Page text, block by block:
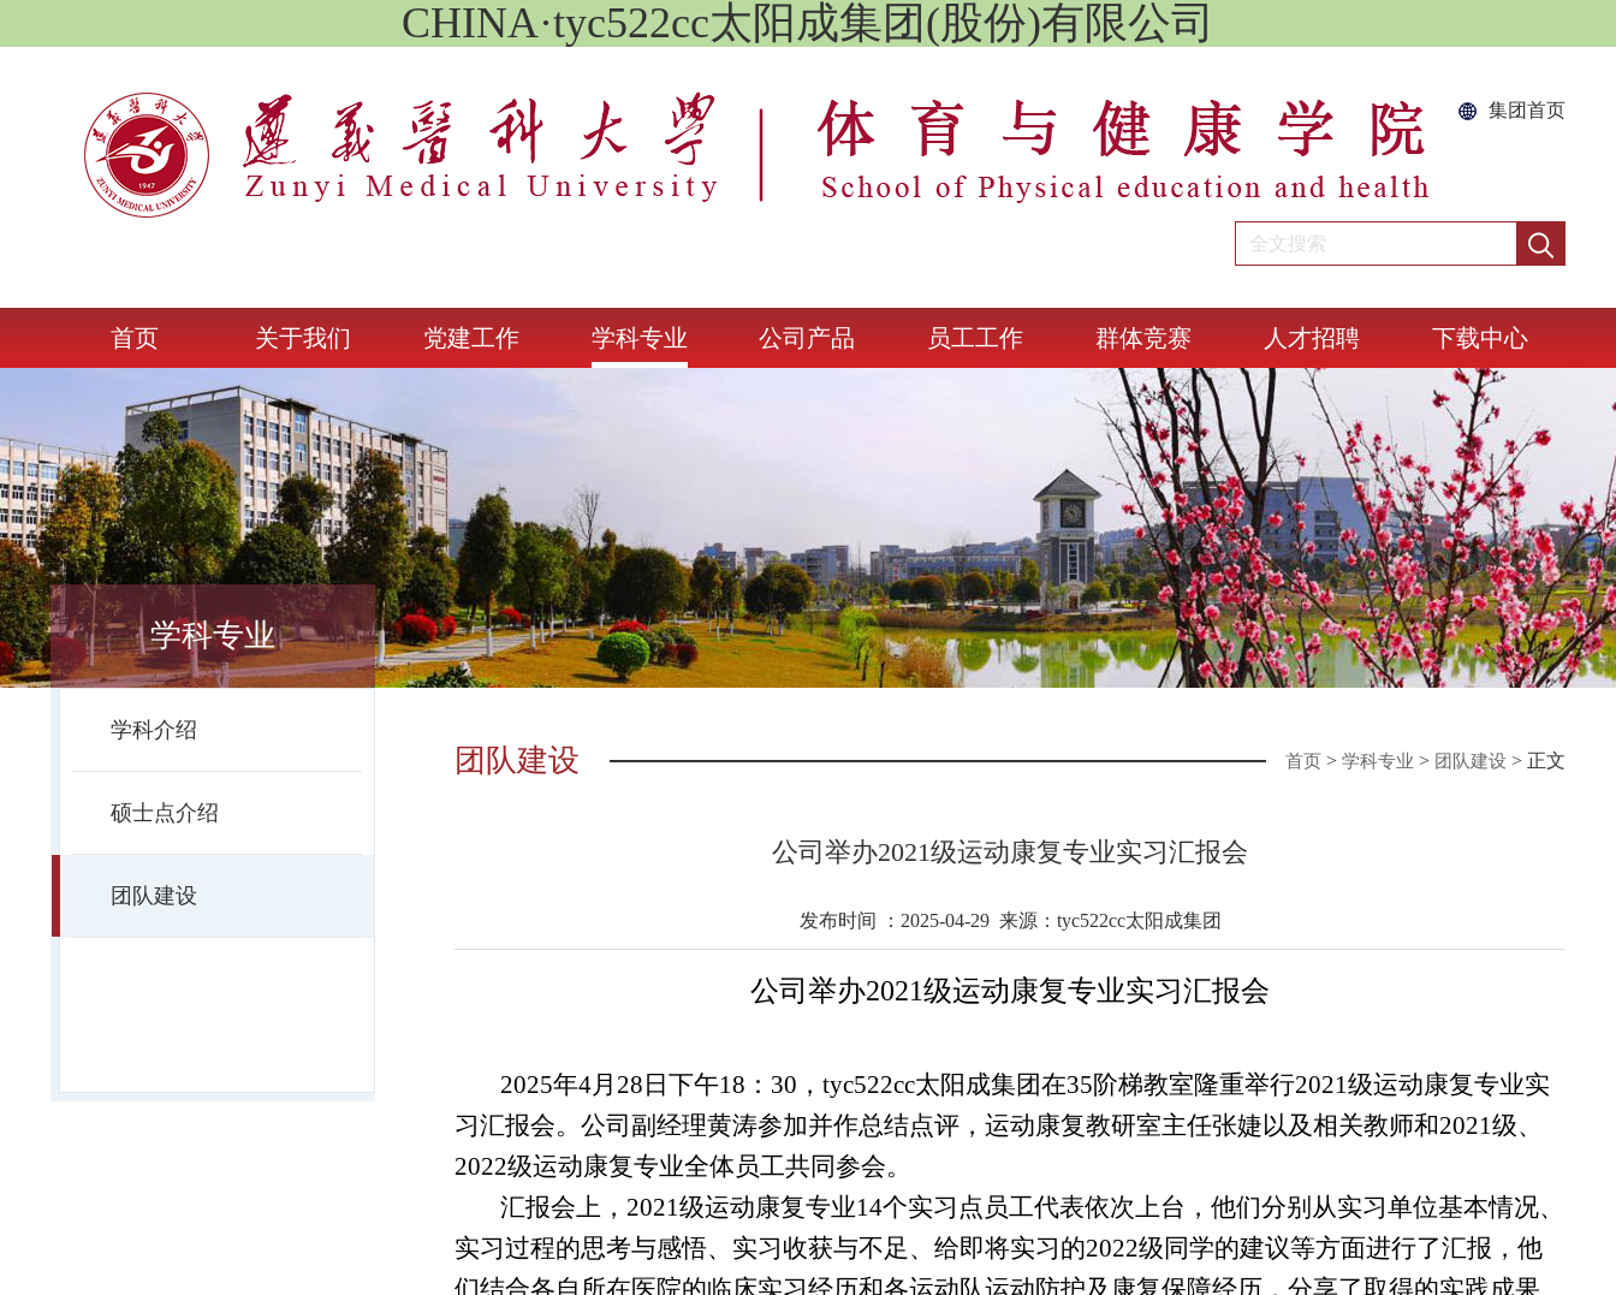
CHINA·tyc522cc太阳成集团(股份)有限公司
集团首页
首页 关于我们 党建工作 学科专业 公司产品 员工工作 群体竞赛 人才招聘 下载中心
学科专业
学科介绍
硕士点介绍
团队建设
首页 > 学科专业 > 团队建设 > 正文
团队建设
公司举办2021级运动康复专业实习汇报会
发布时间 ：2025-04-29 来源：tyc522cc太阳成集团
公司举办2021级运动康复专业实习汇报会
2025年4月28日下午18：30，tyc522cc太阳成集团在35阶梯教室隆重举行2021级运动康复专业实
习汇报会。公司副经理黄涛参加并作总结点评，运动康复教研室主任张婕以及相关教师和2021级、
2022级运动康复专业全体员工共同参会。
汇报会上，2021级运动康复专业14个实习点员工代表依次上台，他们分别从实习单位基本情况、
实习过程的思考与感悟、实习收获与不足、给即将实习的2022级同学的建议等方面进行了汇报，他
们结合各自所在医院的临床实习经历和各运动队运动防护及康复保障经历，分享了取得的实践成果